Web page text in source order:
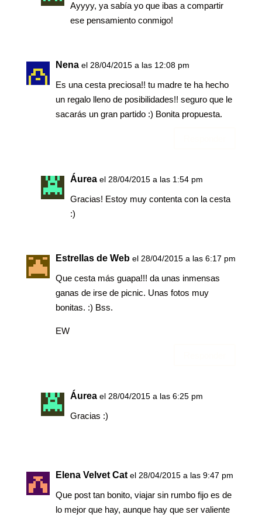
Ayyyy, ya sabía yo que ibas a compartir
ese pensamiento conmigo!
Nena el 28/04/2015 a las 12:08 pm
Es una cesta preciosa!! tu madre te ha hecho
un regalo lleno de posibilidades!! seguro que le
sacarás un gran partido :) Bonita propuesta.
Áurea el 28/04/2015 a las 1:54 pm
Gracias! Estoy muy contenta con la cesta
:)
Estrellas de Web el 28/04/2015 a las 6:17 pm
Que cesta más guapa!!! da unas inmensas
ganas de irse de picnic. Unas fotos muy
bonitas. :) Bss.
EW
Áurea el 28/04/2015 a las 6:25 pm
Gracias :)
Elena Velvet Cat el 28/04/2015 a las 9:47 pm
Que post tan bonito, viajar sin rumbo fijo es de
lo mejor que hay, aunque hay que ser valiente